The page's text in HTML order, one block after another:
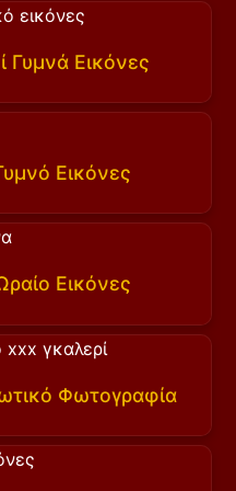
Γυμνά Εικόνες
Εικόνες
Εικόνες
Φωτογραφία